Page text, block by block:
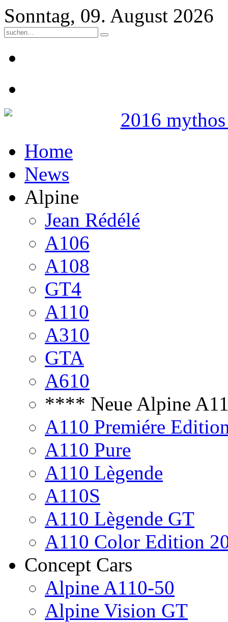
Sonntag, 09. August 2026
Home
News
Alpine
Jean Rédélé
A106
A108
GT4
A110
A310
GTA
A610
**** Neue Alpine
A110 Premiére
A110 Pure
A110 Lègende
A110S
A110 Lègende GT
A110 Color Edition
Concept Cars
Alpine A110-50
Alpine Vision GT